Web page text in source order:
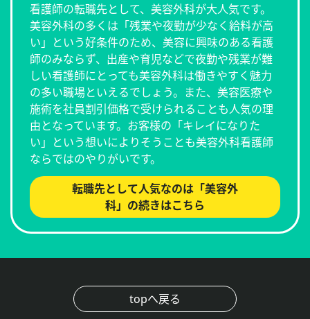
看護師の転職先として、美容外科が大人気です。
美容外科の多くは「残業や夜勤が少なく給料が高
い」という好条件のため、美容に興味のある看護
師のみならず、出産や育児などで夜勤や残業が難
しい看護師にとっても美容外科は働きやすく魅力
の多い職場といえるでしょう。また、美容医療や
施術を社員割引価格で受けられることも人気の理
由となっています。お客様の「キレイになりた
い」という想いによりそうことも美容外科看護師
ならではのやりがいです。
転職先として人気なのは「美容外
科」の続きはこちら
topへ戻る